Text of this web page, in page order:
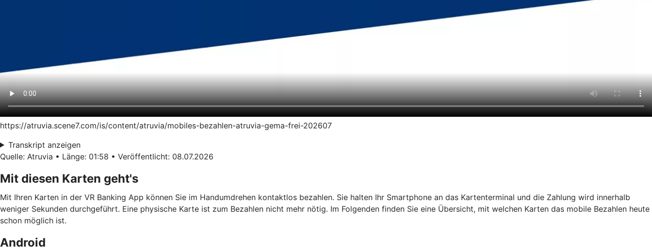
https://atruvia.scene7.com/is/content/atruvia/mobiles-bezahlen-atruvia-gema-frei-202607
Transkript anzeigen
Quelle: Atruvia • Länge: 01:58 • Veröffentlicht: 08.07.2026
Mit diesen Karten geht's
Mit Ihren Karten in der VR Banking App können Sie im Handumdrehen kontaktlos bezahlen. Sie halten Ihr Smartphone an das Kartenterminal und die Zahlung wird innerhalb
weniger Sekunden durchgeführt. Eine physische Karte ist zum Bezahlen nicht mehr nötig. Im Folgenden finden Sie eine Übersicht, mit welchen Karten das mobile Bezahlen heute
schon möglich ist.
Android